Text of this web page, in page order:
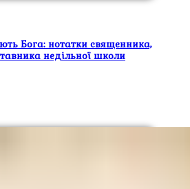
Бога: нотатки священника,
недільної школи